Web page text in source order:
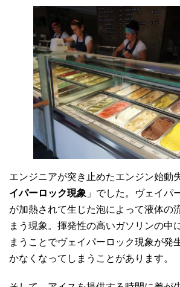
エンジニアが突き止めたエンジン始動
イパーロック現象 」でした。ヴェイパ
が加熱されて生じた泡によって液体の
まう現象。揮発性の高いガソリンの中
まうことでヴェイパーロック現象が発
かなくなってしまうことがあります。